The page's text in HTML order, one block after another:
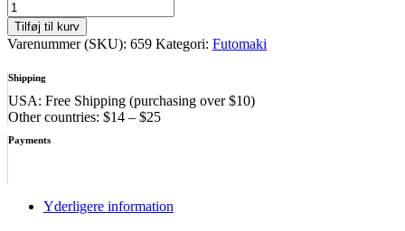
Tempura
Roll
antal
Tilføj til kurv
Varenummer (SKU): 659 Kategori: Futomaki
Shipping
USA: Free Shipping (purchasing over $10)
Other countries: $14 – $25
Payments
Yderligere information